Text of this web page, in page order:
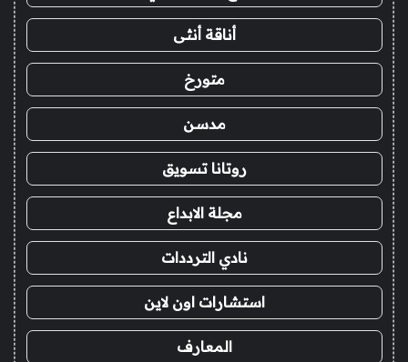
أناقة أنثى
متورخ
مدسن
روتانا تسويق
مجلة الابداع
نادي الترددات
استشارات اون لاين
المعارف